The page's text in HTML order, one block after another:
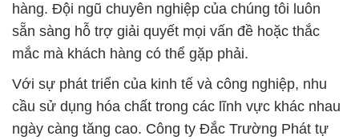
hàng. Đội ngũ chuyên nghiệp của chúng tôi luôn
sẵn sàng hỗ trợ giải quyết mọi vấn đề hoặc thắc
mắc mà khách hàng có thể gặp phải.
Với sự phát triển của kinh tế và công nghiệp, nhu
cầu sử dụng hóa chất trong các lĩnh vực khác nhau
ngày càng tăng cao. Công ty Đắc Trường Phát tự